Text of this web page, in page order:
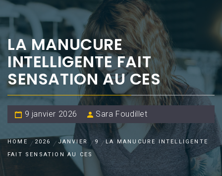
LA MANUCURE
INTELLIGENTE FAIT
SENSATION AU CES
9 janvier 2026 Sara Foudillet
HOME 2026 JANVIER 9
LA MANUCURE INTELLIGENTE
FAIT SENSATION AU CES